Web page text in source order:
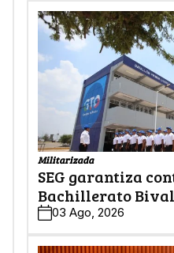
Militarizada
SEG garantiza
Bachillerato
03 Ago, 2026